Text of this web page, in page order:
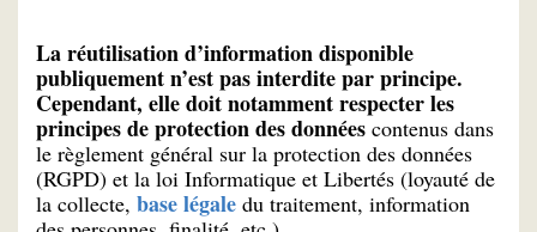
La réutilisation d’information disponible
publiquement n’est pas interdite par principe.
Cependant, elle doit notamment respecter les
principes de protection des données contenus dans
le règlement général sur la protection des données
(RGPD) et la loi Informatique et Libertés (loyauté de
la collecte, base légale du traitement, information